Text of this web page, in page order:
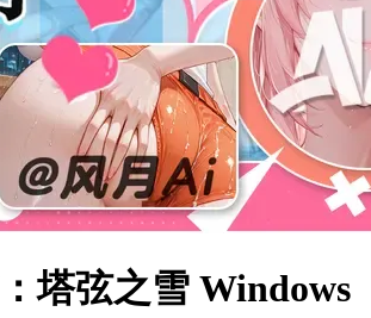
塔弦之雪 Windows